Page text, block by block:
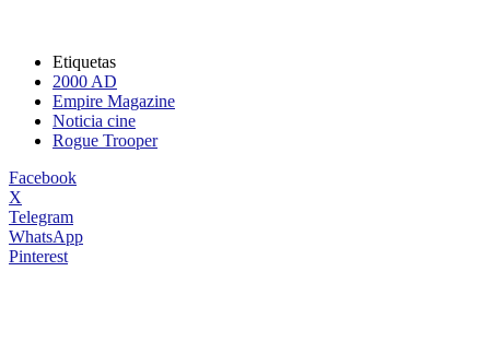
Etiquetas
2000 AD
Empire Magazine
Noticia cine
Rogue Trooper
Facebook
X
Telegram
WhatsApp
Pinterest